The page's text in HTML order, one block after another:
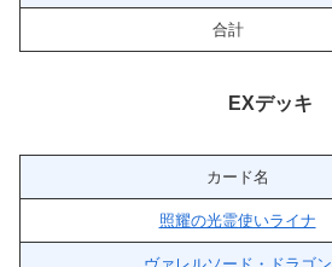
合計
EXデッキ
カード名
照耀の光霊使いライナ